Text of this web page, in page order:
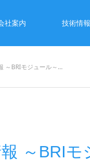
社案内 技術情報
～BRIモジュール～…
～BRIモ